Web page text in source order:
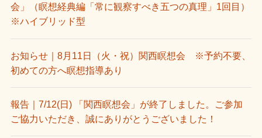
会」（瞑想経典編「常に観察すべき五つの真理」1回目）
※ハイブリッド型
お知らせ｜8月11日（火・祝）関西瞑想会 ※予約不要、
初めての方へ瞑想指導あり
報告｜7/12(日) 「関西瞑想会」が終了しました。ご参加
ご協力いただき、誠にありがとうございました！